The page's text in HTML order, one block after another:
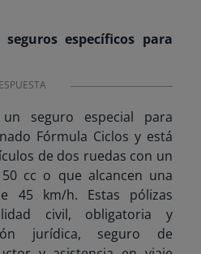
específicos para
seguro especial para
Fórmula Ciclos y está
de dos ruedas con un
cc o que alcancen una
45 km/h. Estas pólizas
civil, obligatoria y
jurídica, seguro de